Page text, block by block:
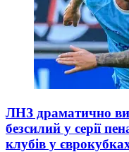
ЛНЗ драматично
безсилий у серії
клубів у